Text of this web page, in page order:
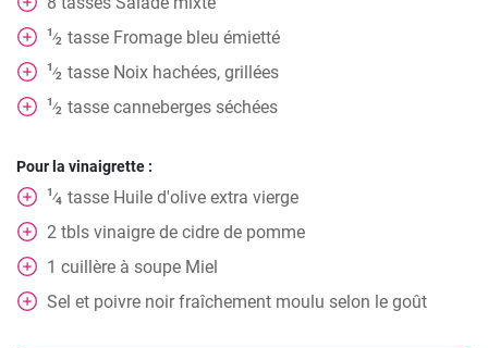
1⁄2 tasse Fromage bleu émietté
1⁄2 tasse Noix hachées, grillées
1⁄2 tasse canneberges séchées
Pour la vinaigrette :
1⁄4 tasse Huile d'olive extra vierge
2 tbls vinaigre de cidre de pomme
1 cuillère à soupe Miel
Sel et poivre noir fraîchement moulu selon le goût